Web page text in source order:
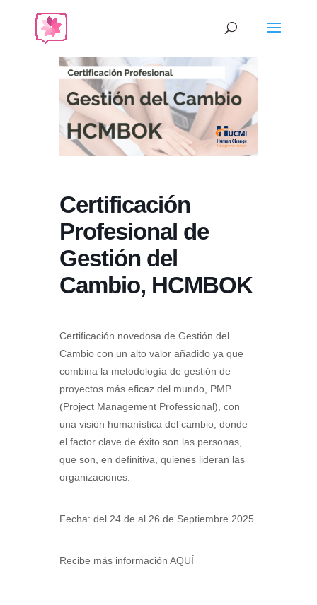
Certificación
Profesional de
Gestión del
Cambio, HCMBOK
Certificación novedosa de Gestión del
Cambio con un alto valor añadido ya que
combina la metodología de gestión de
proyectos más eficaz del mundo, PMP
(Project Management Professional), con
una visión humanística del cambio, donde
el factor clave de éxito son las personas,
que son, en definitiva, quienes lideran las
organizaciones.
Fecha: del 24 de al 26 de Septiembre 2025
Recibe más información AQUÍ